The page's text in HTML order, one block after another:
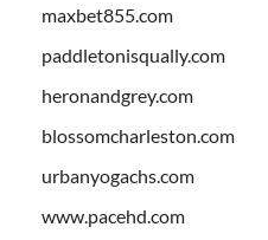
maxbet855.com
paddletonisqually.com
heronandgrey.com
blossomcharleston.com
urbanyogachs.com
www.pacehd.com